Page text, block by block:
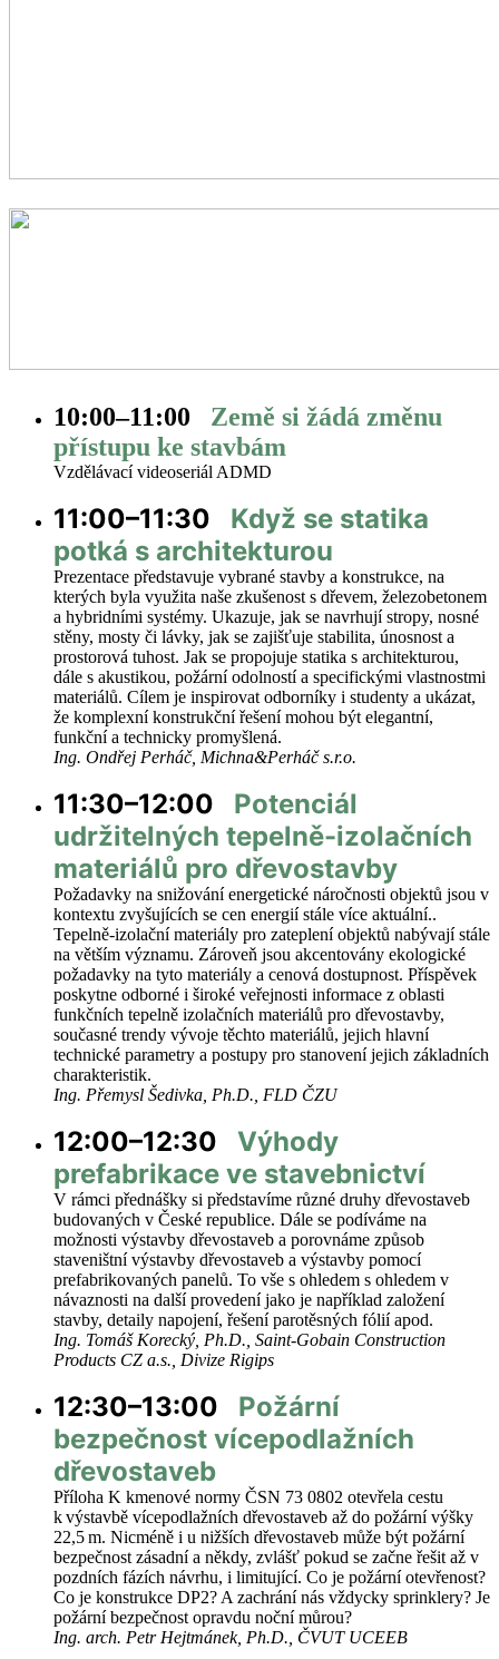
10:00–⁠11:00 Země si žádá změnu
přístupu ke stavbám
Vzdělávací videoseriál ADMD
11:00–11:30 Když se statika
potká s architekturou
Prezentace představuje vybrané stavby a konstrukce, na
kterých byla využita naše zkušenost s dřevem, železobetonem
a hybridními systémy. Ukazuje, jak se navrhují stropy, nosné
stěny, mosty či lávky, jak se zajišťuje stabilita, únosnost a
prostorová tuhost. Jak se propojuje statika s architekturou,
dále s akustikou, požární odolností a specifickými vlastnostmi
materiálů. Cílem je inspirovat odborníky i studenty a ukázat,
že komplexní konstrukční řešení mohou být elegantní,
funkční a technicky promyšlená.
Ing. Ondřej Perháč, Michna&Perháč s.r.o.
11:30–12:00 Potenciál
udržitelných tepelně-izolačních
materiálů pro dřevostavby
Požadavky na snižování energetické náročnosti objektů jsou v
kontextu zvyšujících se cen energií stále více aktuální..
Tepelně-izolační materiály pro zateplení objektů nabývají stále
na větším významu. Zároveň jsou akcentovány ekologické
požadavky na tyto materiály a cenová dostupnost. Příspěvek
poskytne odborné i široké veřejnosti informace z oblasti
funkčních tepelně izolačních materiálů pro dřevostavby,
současné trendy vývoje těchto materiálů, jejich hlavní
technické parametry a postupy pro stanovení jejich základních
charakteristik.
Ing. Přemysl Šedivka, Ph.D., FLD ČZU
12:00–12:30
Výhody
prefabrikace ve stavebnictví
V rámci přednášky si představíme různé druhy dřevostaveb
budovaných v České republice. Dále se podíváme na
možnosti výstavby dřevostaveb a porovnáme způsob
staveništní výstavby dřevostaveb a výstavby pomocí
prefabrikovaných panelů. To vše s ohledem s ohledem v
návaznosti na další provedení jako je například založení
stavby, detaily napojení, řešení parotěsných fólií apod.
Ing. Tomáš Korecký, Ph.D., Saint-Gobain Construction
Products CZ a.s., Divize Rigips
12:30–13:00
Požární
bezpečnost vícepodlažních
dřevostaveb
Příloha K kmenové normy ČSN 73 0802 otevřela cestu
k výstavbě vícepodlažních dřevostaveb až do požární výšky
22,5 m. Nicméně i u nižších dřevostaveb může být požární
bezpečnost zásadní a někdy, zvlášť pokud se začne řešit až v
pozdních fázích návrhu, i limitující. Co je požární otevřenost?
Co je konstrukce DP2? A zachrání nás vždycky sprinklery? Je
požární bezpečnost opravdu noční můrou?
Ing. arch. Petr Hejtmánek, Ph.D., ČVUT UCEEB